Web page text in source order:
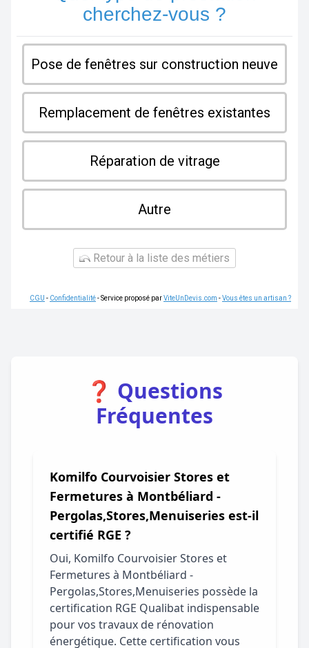
cherchez-vous ?
Pose de fenêtres sur construction neuve
Remplacement de fenêtres existantes
Réparation de vitrage
Autre
Retour à la liste des métiers
CGU - Confidentialité- Service proposé parViteUnDevis.com -Vous êtes un artisan ?
❓ Questions
Fréquentes
Komilfo Courvoisier Stores et
Fermetures à Montbéliard -
Pergolas,Stores,Menuiseries est-il
certifié RGE ?
Oui, Komilfo Courvoisier Stores et
Fermetures à Montbéliard -
Pergolas,Stores,Menuiseries possède la
certification RGE Qualibat indispensable
pour vos travaux de rénovation
énergétique. Cette certification vous